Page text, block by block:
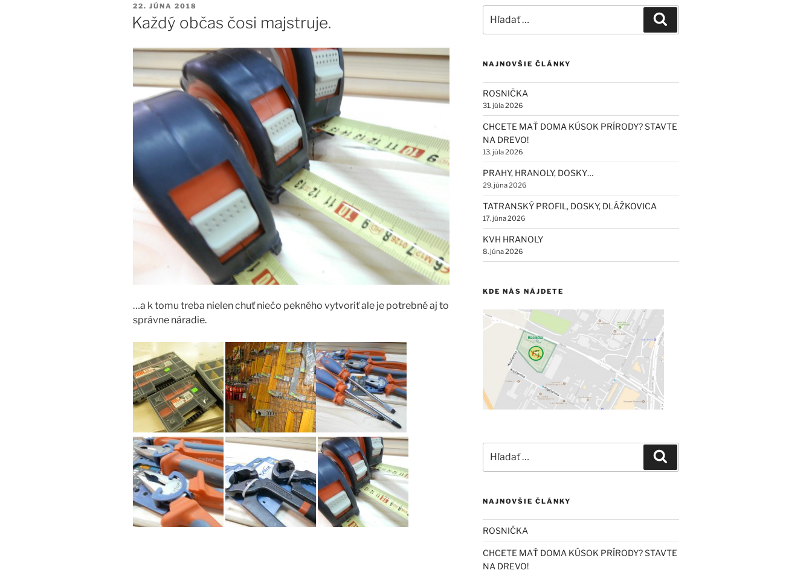
PUBLIKOVANÉ
22. JÚNA 2018
Každý občas čosi majstruje.
…a k tomu treba nielen chuť niečo pekného vytvoriť ale je potrebné aj to
správne náradie.
NAJNOVŠIE ČLÁNKY
ROSNIČKA
31. júla 2026
CHCETE MAŤ DOMA KÚSOK PRÍRODY? STAVTE
NA DREVO!
13. júla 2026
PRAHY, HRANOLY, DOSKY…
29. júna 2026
TATRANSKÝ PROFIL, DOSKY, DLÁŽKOVICA
17. júna 2026
KVH HRANOLY
8. júna 2026
KDE NÁS NÁJDETE
NAJNOVŠIE ČLÁNKY
ROSNIČKA
CHCETE MAŤ DOMA KÚSOK PRÍRODY? STAVTE
NA DREVO!